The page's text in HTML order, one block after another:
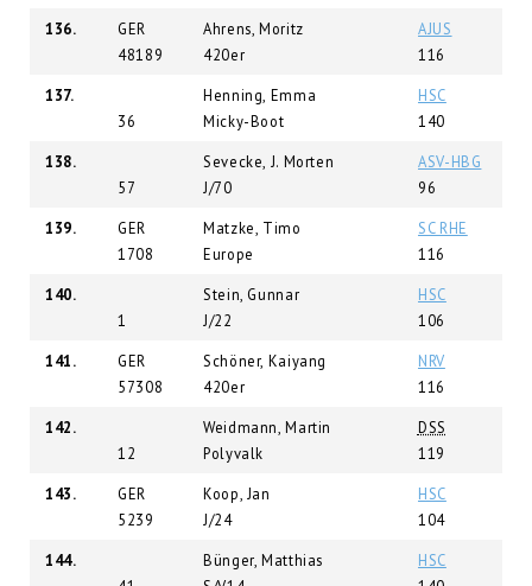
136.
GER
48189
Ahrens, Moritz
420er
AJUS
116
137.
36
Henning, Emma
Micky-Boot
HSC
140
138.
57
Sevecke, J. Morten
J/70
ASV-HBG
96
139.
GER
1708
Matzke, Timo
Europe
SC RHE
116
140.
1
Stein, Gunnar
J/22
HSC
106
141.
GER
57308
Schöner, Kaiyang
420er
NRV
116
142.
12
Weidmann, Martin
Polyvalk
DSS
119
143.
GER
5239
Koop, Jan
J/24
HSC
104
144.
Bünger, Matthias
HSC